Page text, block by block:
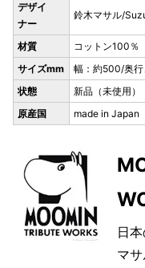
デザイ
ナー
鈴木マサル/
材質
コットン100％
サイズmm
幅：約500/奥
状態
新品（未使用）
原産国
made in Japan
日
マ